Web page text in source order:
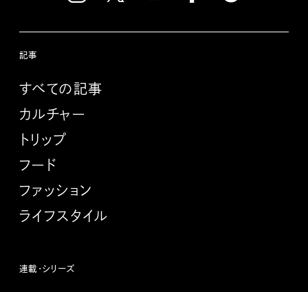
記事
すべての記事
カルチャー
トリップ
フード
ファッション
ライフスタイル
連載・シリーズ